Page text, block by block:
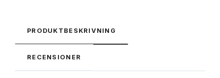
PRODUKTBESKRIVNING
RECENSIONER